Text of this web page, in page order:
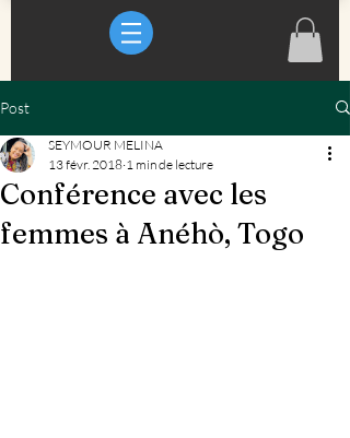
Post
Conférence avec les
femmes à Anéhò, Togo
SEYMOUR MELINA
13 févr. 2018 1 min de lecture